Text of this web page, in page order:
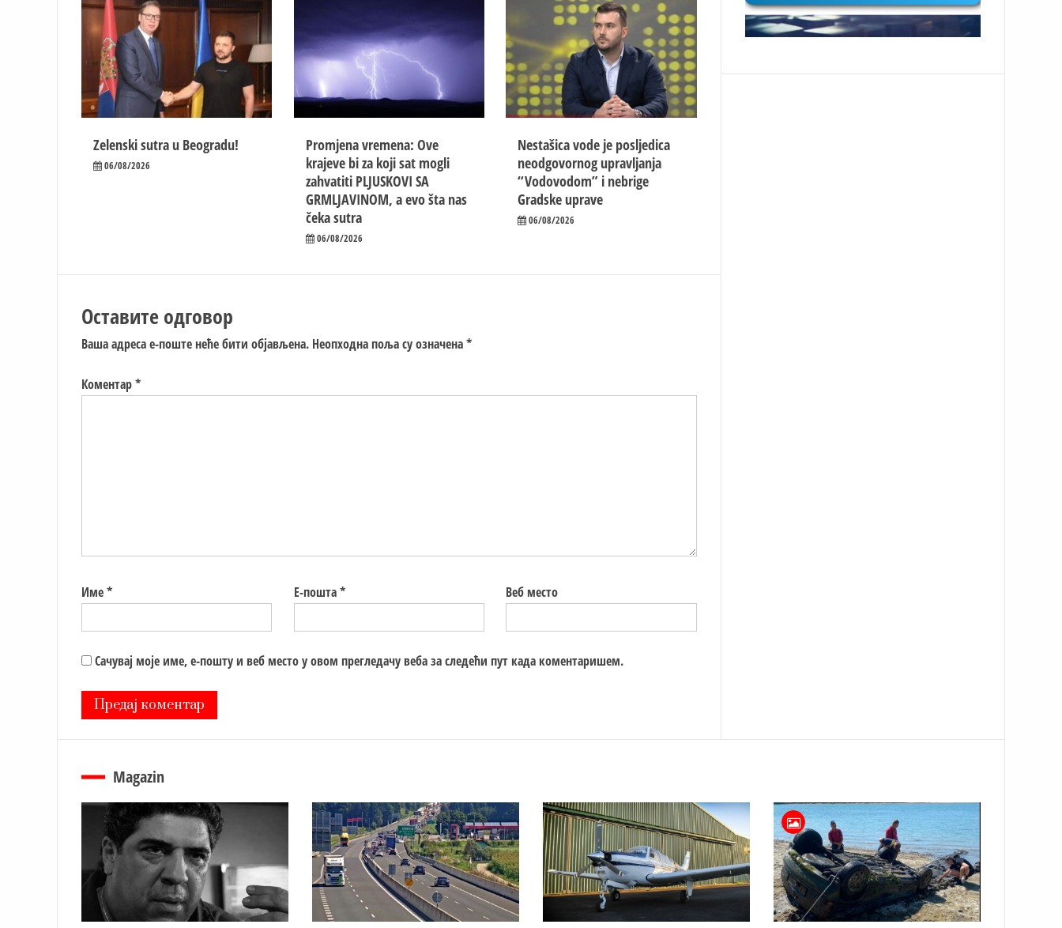
Zelenski sutra u Beogradu!
06/08/2026
Promjena vremena: Ove
krajeve bi za koji sat mogli
zahvatiti PLJUSKOVI SA
GRMLJAVINOM, a evo šta nas
čeka sutra
06/08/2026
Nestašica vode je posljedica
neodgovornog upravljanja
“Vodovodom” i nebrige
Gradske uprave
06/08/2026
Оставите одговор
Ваша адреса е-поште неће бити објављена. Неопходна поља су означена*
Коментар*
Име* Е-пошта* Веб место
Сачувај моје име, е-пошту и веб место у овом прегледачу веба за следећи пут када коментаришем.
Magazin